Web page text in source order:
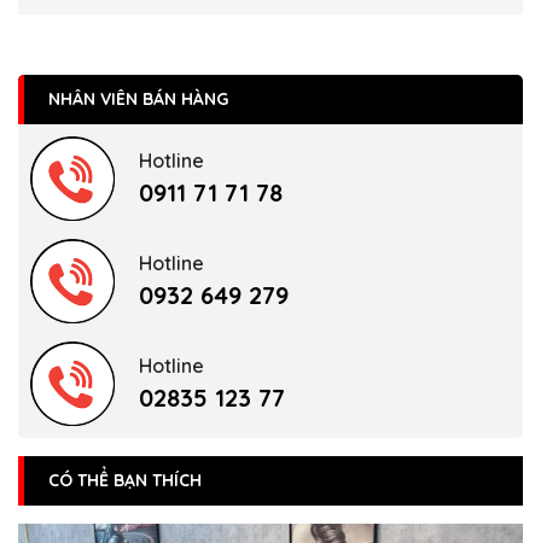
NHÂN VIÊN BÁN HÀNG
Hotline
0911 71 71 78
Hotline
0932 649 279
Hotline
02835 123 77
CÓ THỂ BẠN THÍCH